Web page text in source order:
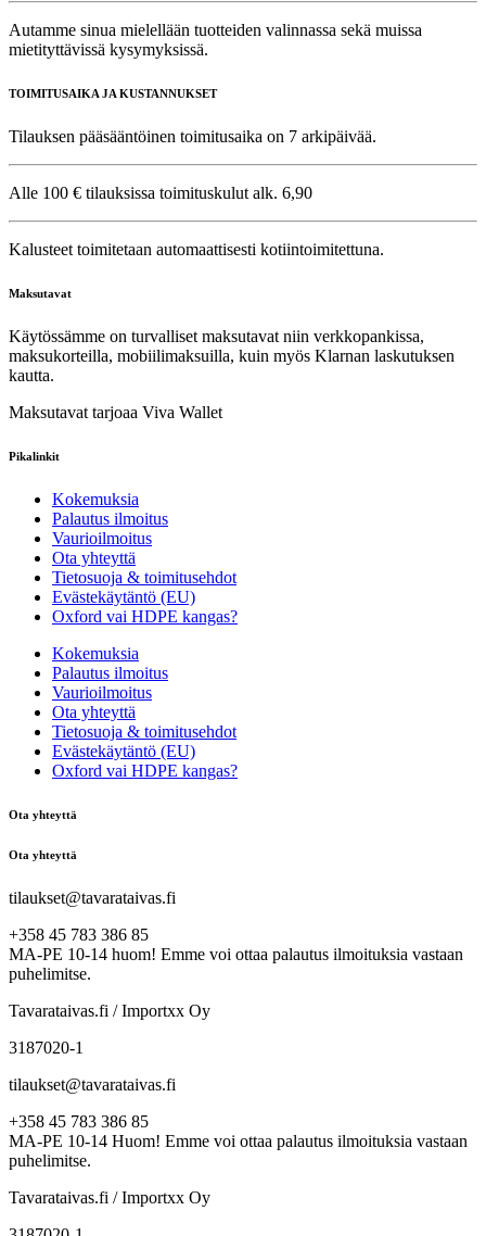
Autamme sinua mielellään tuotteiden valinnassa sekä muissa
mietityttävissä kysymyksissä.
TOIMITUSAIKA JA KUSTANNUKSET
Tilauksen pääsääntöinen toimitusaika on 7 arkipäivää.
Alle 100 € tilauksissa toimituskulut alk. 6,90
Kalusteet toimitetaan automaattisesti kotiintoimitettuna.
Maksutavat
Käytössämme on turvalliset maksutavat niin verkkopankissa,
maksukorteilla, mobiilimaksuilla, kuin myös Klarnan laskutuksen
kautta.
Maksutavat tarjoaa Viva Wallet
Pikalinkit
Kokemuksia
Palautus ilmoitus
Vaurioilmoitus
Ota yhteyttä
Tietosuoja & toimitusehdot
Evästekäytäntö (EU)
Oxford vai HDPE kangas?
Kokemuksia
Palautus ilmoitus
Vaurioilmoitus
Ota yhteyttä
Tietosuoja & toimitusehdot
Evästekäytäntö (EU)
Oxford vai HDPE kangas?
Ota yhteyttä
Ota yhteyttä
tilaukset@tavarataivas.fi
+358 45 783 386 85
MA-PE 10-14 huom! Emme voi ottaa palautus ilmoituksia vastaan
puhelimitse.
Tavarataivas.fi / Importxx Oy
3187020-1
tilaukset@tavarataivas.fi
+358 45 783 386 85
MA-PE 10-14 Huom! Emme voi ottaa palautus ilmoituksia vastaan
puhelimitse.
Tavarataivas.fi / Importxx Oy